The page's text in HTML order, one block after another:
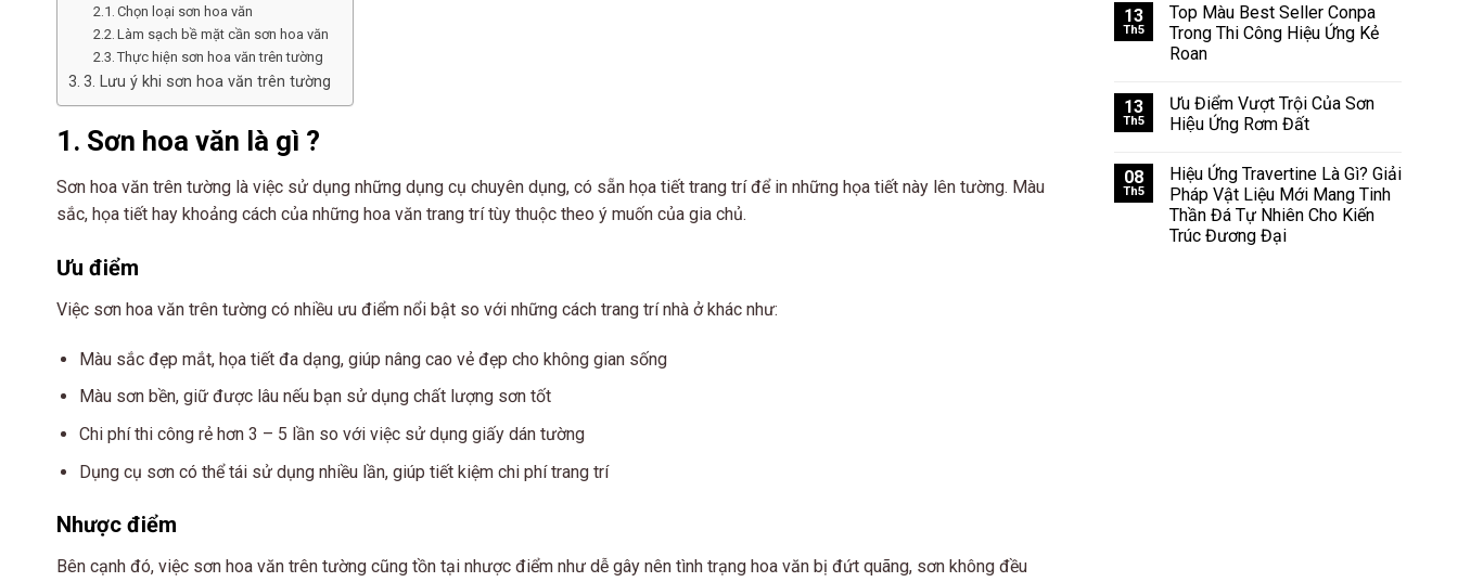
Chọn loại sơn hoa văn
Làm sạch bề mặt cần sơn hoa văn
Thực hiện sơn hoa văn trên tường
3. Lưu ý khi sơn hoa văn trên tường
1. Sơn hoa văn là gì ?
Sơn hoa văn trên tường là việc sử dụng những dụng cụ chuyên dụng, có sẵn họa tiết trang trí để in những họa tiết này lên tường. Màu
sắc, họa tiết hay khoảng cách của những hoa văn trang trí tùy thuộc theo ý muốn của gia chủ.
Ưu điểm
Việc sơn hoa văn trên tường có nhiều ưu điểm nổi bật so với những cách trang trí nhà ở khác như:
Màu sắc đẹp mắt, họa tiết đa dạng, giúp nâng cao vẻ đẹp cho không gian sống
Màu sơn bền, giữ được lâu nếu bạn sử dụng chất lượng sơn tốt
Chi phí thi công rẻ hơn 3 – 5 lần so với việc sử dụng giấy dán tường
Dụng cụ sơn có thể tái sử dụng nhiều lần, giúp tiết kiệm chi phí trang trí
Nhược điểm
Bên cạnh đó, việc sơn hoa văn trên tường cũng tồn tại nhược điểm như dễ gây nên tình trạng hoa văn bị đứt quãng, sơn không đều
13
Th5
Top Màu Best Seller Conpa
Trong Thi Công Hiệu Ứng Kẻ
Roan
13
Th5
Ưu Điểm Vượt Trội Của Sơn
Hiệu Ứng Rơm Đất
08
Th5
Hiệu Ứng Travertine Là Gì? Giải
Pháp Vật Liệu Mới Mang Tinh
Thần Đá Tự Nhiên Cho Kiến
Trúc Đương Đại